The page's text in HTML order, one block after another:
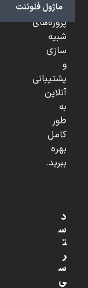
ماژول فلوئنت
تخصصی،
پروژه‌های
شبیه
سازی
و
پشتیبانی
آنلاین
به
طور
کامل
بهره
ببرید.
د
س
ت
ر
س
ی